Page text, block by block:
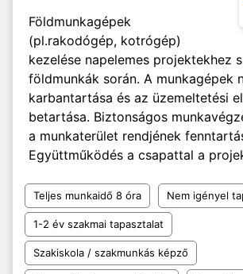
Földmunkagépek
(pl.rakodógép, kotrógép)
kezelése napelemes projektekhez
földmunkák során. A munkagépek
karbantartása és az üzemeltetési
betartása. Biztonságos
a munkaterület rendjének
Együttműködés a csapattal a
Teljes munkaidő 8 óra Nem igényel
1-2 év szakmai tapasztalat
Szakiskola / szakmunkás képző